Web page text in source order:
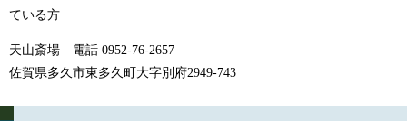
ている方
天山斎場 電話 0952-76-2657
佐賀県多久市東多久町大字別府2949-743